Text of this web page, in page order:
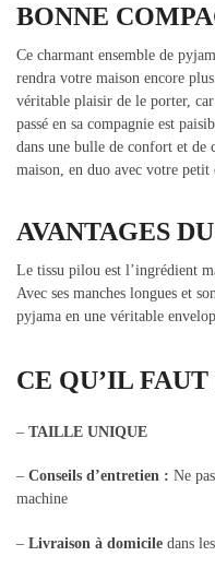
BONNE
Ce charmant ensemble de
rendra votre maison encore
véritable plaisir de le porter,
passé en sa compagnie est
dans une bulle de confort et de
maison, en duo avec votre petit
AVANTAGES
Le tissu pilou est l’ingrédient
Avec ses manches longues et
pyjama en une véritable
CE QU’IL
– TAILLE UNIQUE
– Conseils d’entretien : Ne
machine
– Livraison à domicile dans